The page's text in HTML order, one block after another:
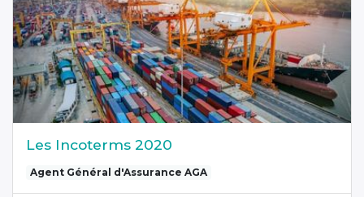
Les Incoterms 2020
Agent Général d'Assurance AGA